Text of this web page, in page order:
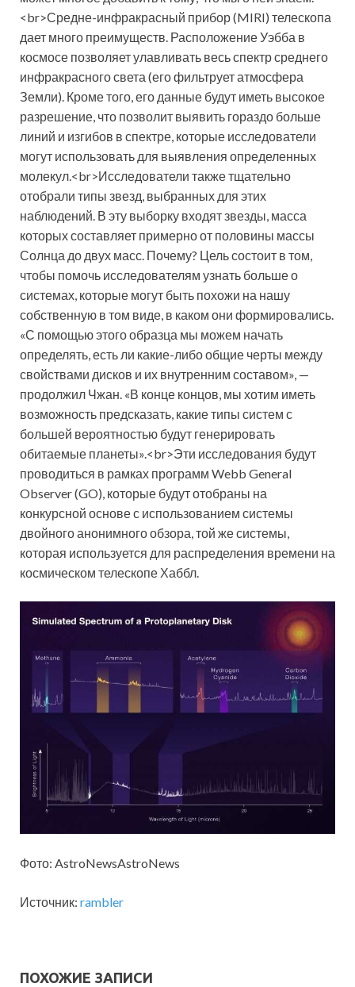
<br>Средне-инфракрасный прибор (MIRI) телескопа
дает много преимуществ. Расположение Уэбба в
космосе позволяет улавливать весь спектр среднего
инфракрасного света (его фильтрует атмосфера
Земли). Кроме того, его данные будут иметь высокое
разрешение, что позволит выявить гораздо больше
линий и изгибов в спектре, которые исследователи
могут использовать для выявления определенных
молекул.<br>Исследователи также тщательно
отобрали типы звезд, выбранных для этих
наблюдений. В эту выборку входят звезды, масса
которых составляет примерно от половины массы
Солнца до двух масс. Почему? Цель состоит в том,
чтобы помочь исследователям узнать больше о
системах, которые могут быть похожи на нашу
собственную в том виде, в каком они формировались.
«С помощью этого образца мы можем начать
определять, есть ли какие-либо общие черты между
свойствами дисков и их внутренним составом», —
продолжил Чжан. «В конце концов, мы хотим иметь
возможность предсказать, какие типы систем с
большей вероятностью будут генерировать
обитаемые планеты».<br>Эти исследования будут
проводиться в рамках программ Webb General
Observer (GO), которые будут отобраны на
конкурсной основе с использованием системы
двойного анонимного обзора, той же системы,
которая используется для распределения времени на
космическом телескопе Хаббл.
Фото: AstroNewsAstroNews
Источник: rambler
ПОХОЖИЕ ЗАПИСИ